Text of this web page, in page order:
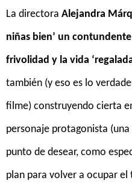
La directora Alejandra
niñas bien’ un
frivolidad y la vida
también (y eso es lo
filme) construyendo cierta
personaje protagonista (una
punto de desear, como
plan para volver a ocupar